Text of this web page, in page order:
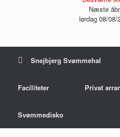
Næste
lørdag 08/08/
Snejbjerg Svømmehal
Faciliteter Privat
Svømmedisko